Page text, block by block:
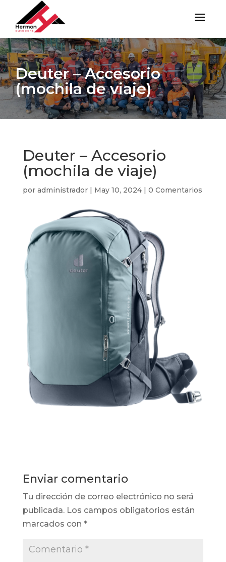
Deuter – Accesorio
(mochila de viaje)
Deuter – Accesorio
(mochila de viaje)
por administrador| May 10, 2024| 0 Comentarios
Enviar comentario
Tu dirección de correo electrónico no será
publicada. Los campos obligatorios están
marcados con *